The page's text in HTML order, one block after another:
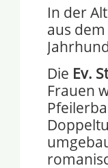
In der
aus
Die Ev.
Frauen